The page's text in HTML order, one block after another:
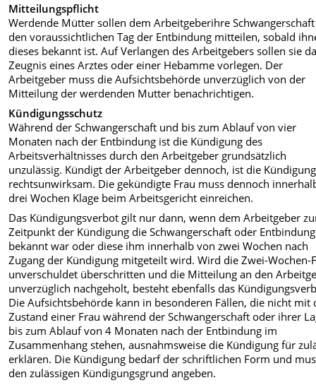
Mitteilungspflicht
Werdende Mütter sollen dem Arbeitgeberihre
den voraussichtlichen Tag der Entbindung mitteilen, sobald
dieses bekannt ist. Auf Verlangen des Arbeitgebers sollen sie
Zeugnis eines Arztes oder einer Hebamme vorlegen. Der
Arbeitgeber muss die Aufsichtsbehörde unverzüglich von der
Mitteilung der werdenden Mutter benachrichtigen.
Kündigungsschutz
Während der Schwangerschaft und bis zum Ablauf von vier
Monaten nach der Entbindung ist die Kündigung des
Arbeitsverhältnisses durch den Arbeitgeber grundsätzlich
unzulässig. Kündigt der Arbeitgeber dennoch, ist die Kündigung
rechtsunwirksam. Die gekündigte Frau muss dennoch
drei Wochen Klage beim Arbeitsgericht einreichen.
Das Kündigungsverbot gilt nur dann, wenn dem Arbeitgeber
Zeitpunkt der Kündigung die Schwangerschaft oder Entbindung
bekannt war oder diese ihm innerhalb von zwei Wochen nach
Zugang der Kündigung mitgeteilt wird. Wird die Zwei-Wochen-
unverschuldet überschritten und die Mitteilung an den
unverzüglich nachgeholt, besteht ebenfalls das
Die Aufsichtsbehörde kann in besonderen Fällen, die nicht mit
Zustand einer Frau während der Schwangerschaft oder ihrer
bis zum Ablauf von 4 Monaten nach der Entbindung im
Zusammenhang stehen, ausnahmsweise die Kündigung für
erklären. Die Kündigung bedarf der schriftlichen Form und
den zulässigen Kündigungsgrund angeben.